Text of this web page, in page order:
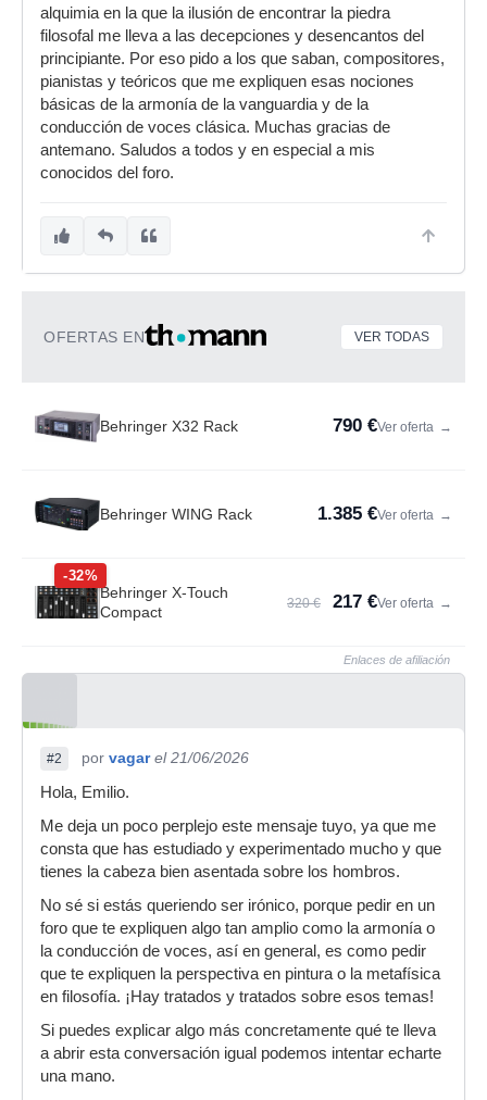
alquimia en la que la ilusión de encontrar la piedra
filosofal me lleva a las decepciones y desencantos del
principiante. Por eso pido a los que saban, compositores,
pianistas y teóricos que me expliquen esas nociones
básicas de la armonía de la vanguardia y de la
conducción de voces clásica. Muchas gracias de
antemano. Saludos a todos y en especial a mis
conocidos del foro.
OFERTAS EN VER TODAS
Behringer X32 Rack 790 €Ver oferta →
Behringer WING Rack 1.385 €Ver oferta →
-32%
Behringer X-Touch
Compact
320 € 217 €Ver oferta →
Enlaces de afiliación
#2 por vagar el 21/06/2026
Hola, Emilio.
Me deja un poco perplejo este mensaje tuyo, ya que me
consta que has estudiado y experimentado mucho y que
tienes la cabeza bien asentada sobre los hombros.
No sé si estás queriendo ser irónico, porque pedir en un
foro que te expliquen algo tan amplio como la armonía o
la conducción de voces, así en general, es como pedir
que te expliquen la perspectiva en pintura o la metafísica
en filosofía. ¡Hay tratados y tratados sobre esos temas!
Si puedes explicar algo más concretamente qué te lleva
a abrir esta conversación igual podemos intentar echarte
una mano.